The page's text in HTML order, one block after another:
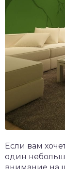
Если вам
один